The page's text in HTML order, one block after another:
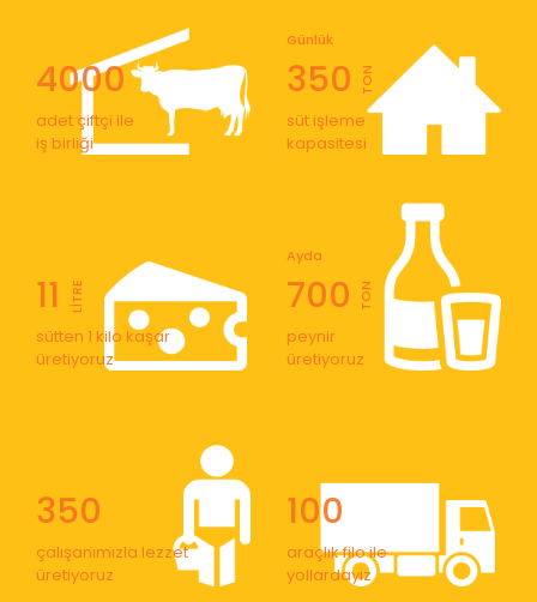
4000
adet çiftçi ile
iş birliği
350
Günlük
TON
süt işleme
kapasitesi
11 LİTRE
sütten 1 kilo kaşar
üretiyoruz
700
Ayda
TON
peynir
üretiyoruz
350
çalışanımızla lezzet
üretiyoruz
100
araçlık filo ile
yollardayız